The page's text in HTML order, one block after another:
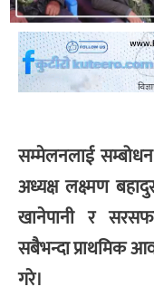
सम्मेलनलाई सम्बोधन
अध्यक्ष लक्ष्मण
खानेपानी र
सबैभन्दा प्राथमिक
गरे।